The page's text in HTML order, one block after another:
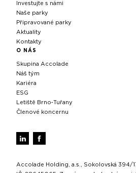
Investujte s námi
Naše parky
Připravované parky
Aktuality
Kontakty
O NÁS
Skupina Accolade
Náš tým
Kariéra
ESG
Letiště Brno‑Tuřany
Členové koncernu
Accolade Holding, a.s., Sokolovská 394/